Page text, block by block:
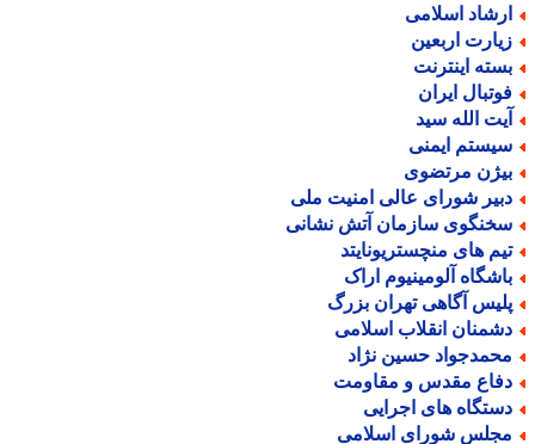
اسلامی
اربعین
اینترنت
ایران
الله سید
ایمنی
مرتضوی
شورای عالی امنیت ملی
سازمان آتش نشانی
های منچستریونایتد
آلومینیوم اراک
آگاهی تهران بزرگ
انقلاب اسلامی
حسین نژاد
مقدس و مقاومت
های اجرایی
شورای اسلامی